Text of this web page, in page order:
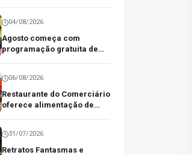
04/08/2026
Agosto começa com
programação gratuita de
06/08/2026
Restaurante do Comerciário
oferece alimentação de
Belém
31/07/2026
Retratos Fantasmas e